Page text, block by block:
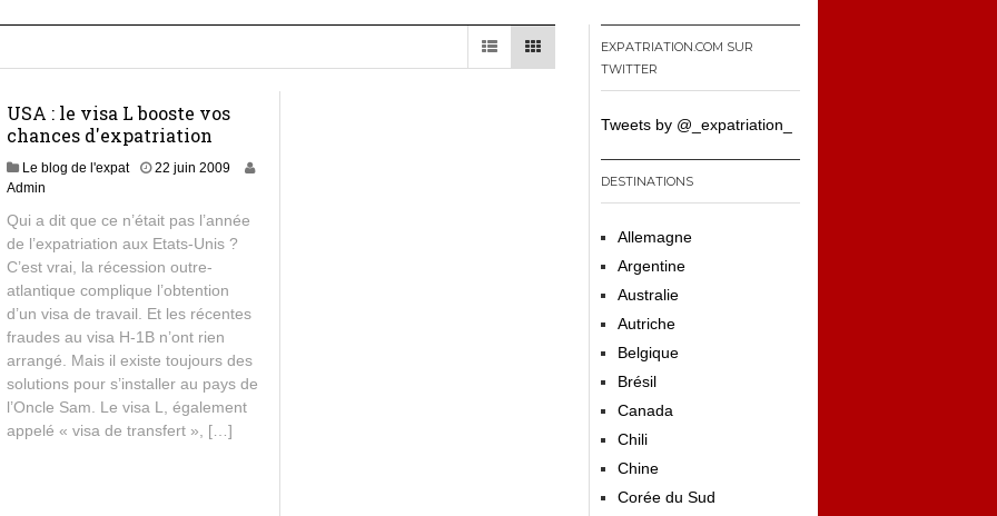
Expatriés
Card)
2 novembre 2024
USA : le visa L booste vos
chances d'expatriation
Le blog de l'expat
22 juin 2009
Admin
Qui a dit que ce n’était pas l’année
de l’expatriation aux Etats-Unis ?
C’est vrai, la récession outre-
atlantique complique l’obtention
d’un visa de travail. Et les récentes
fraudes au visa H-1B n’ont rien
arrangé. Mais il existe toujours des
solutions pour s’installer au pays de
l’Oncle Sam. Le visa L, également
appelé « visa de transfert », […]
EXPATRIATION.COM SUR
TWITTER
Tweets by @_expatriation_
DESTINATIONS
Allemagne
Argentine
Australie
Autriche
Belgique
Brésil
Canada
Chili
Chine
Corée du Sud